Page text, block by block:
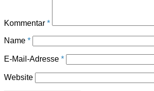
Kommentar *
Name *
E-Mail-Adresse *
Website